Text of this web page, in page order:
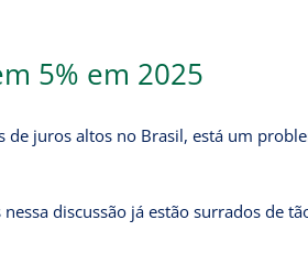
5% em 2025
de juros altos no Brasil, está um
discussão já estão surrados de